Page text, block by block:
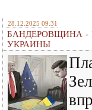
28.12.2025 09:31
БАНДЕРОВЩИНА -
УКРАИНЫ